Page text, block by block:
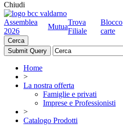
Chiudi
Assemblea
2026
Mutua
Trova
Filiale
Blocco
carte
Cerca
Home
>
La nostra offerta
Famiglie e privati
Imprese e Professionisti
>
Catalogo Prodotti